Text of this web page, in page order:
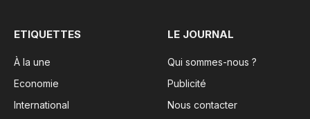
ETIQUETTES
À la une
Economie
International
LE JOURNAL
Qui sommes-nous ?
Publicité
Nous contacter